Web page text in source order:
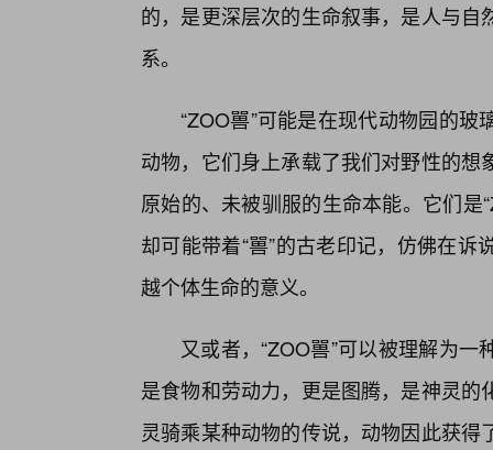
的，是更深层次的生命叙事，是人与
系。
“ZOO嘼”可能是在现代动物园的
动物，它们身上承载了我们对野性的
原始的、未被驯服的生命本能。它们是
却可能带着“嘼”的古老印记，仿佛在
越个体生命的意义。
又或者，“ZOO嘼”可以被理解为
是食物和劳动力，更是图腾，是神灵
灵骑乘某种动物的传说，动物因此获